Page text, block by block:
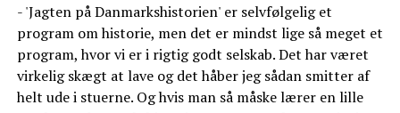
- 'Jagten på Danmarkshistorien' er selvfølgelig et
program om historie, men det er mindst lige så meget et
program, hvor vi er i rigtig godt selskab. Det har været
virkelig skægt at lave og det håber jeg sådan smitter af
helt ude i stuerne. Og hvis man så måske lærer en lille